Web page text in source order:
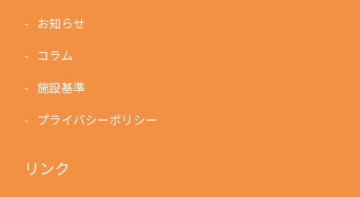
お知らせ
コラム
施設基準
プライバシーポリシー
リンク